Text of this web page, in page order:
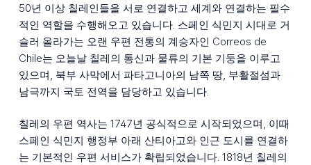
50년 이상 칠레인들을 서로 연결하고 세계와 연결하는 필수
적인 역할을 수행해오고 있습니다. 스페인 식민지 시대로 거
슬러 올라가는 오랜 우편 전통의 계승자인 Correos de
Chile는 오늘날 칠레의 통신과 물류의 기본 기둥을 이루고
있으며, 북부 사막에서 파타고니아의 남쪽 땅, 부활절섬과
남극까지 국토 전역을 담당하고 있습니다.
칠레의 우편 역사는 1747년 공식적으로 시작되었으며, 이때
스페인 식민지 행정부 아래 산티아고와 인근 도시를 연결하
는 기본적인 우편 서비스가 확립되었습니다. 1818년 칠레의